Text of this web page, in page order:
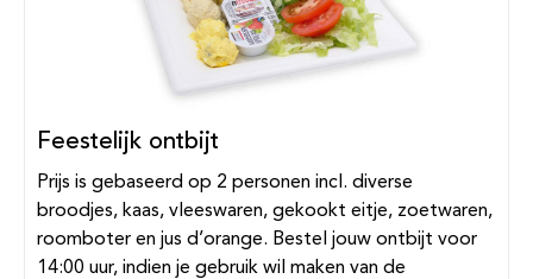
Feestelijk ontbijt
Prijs is gebaseerd op 2 personen incl. diverse
broodjes, kaas, vleeswaren, gekookt eitje, zoetwaren,
roomboter en jus d’orange. Bestel jouw ontbijt voor
14:00 uur, indien je gebruik wil maken van de